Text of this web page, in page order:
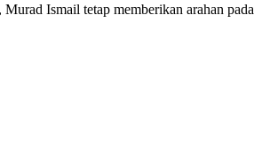
Ismail tetap memberikan arahan pada